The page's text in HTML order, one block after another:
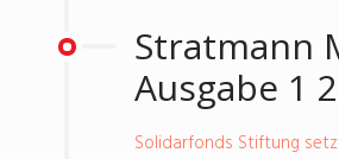
Stratmann
Ausgabe 1
Solidarfonds Stiftung